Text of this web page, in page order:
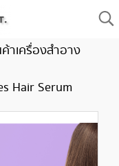
าเครื่องสำอาง
Hair Serum